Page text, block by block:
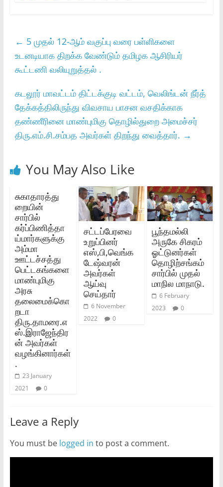
← 5 முதல் 12-ஆம் வகுப்பு வரை பள்ளிகளை
உடனடியாக திறக்க வேண்டும் தமிழக ஆசிரியர்
கூட்டணி வலியுறுத்தல் .
கடலூர்‌ மாவட்டம்‌ திட்டக்குடி வட்டம்‌, வெலிங்டன்‌ நீர்த்‌
தேக்கத்திலிருந்து விவசாய பாசன வசதிக்காக
தண்ணீரினை மாண்புமிகு தொழில்துறை அமைச்சர்‌
திரு.எம்‌.சி.சம்பத அவர்கள்‌ திறந்து வைத்தார்‌. →
You May Also Like
சுகாதாரத்து
றையின்‌
சார்பில்‌
கர்ப்பிணித்தா
ய்மார்களுக்கு
அம்மா
ஊட்டச்சத்து
பெட்டகங்களை
மாண்புமிகு
அரசு
தலைமைக்கொ
றடா
திரு.தாமரை.எ
ஸ்‌.இராஜேந்திர
ன்‌ அவர்கள்‌
வழங்கினார்கள்‌
.
23 January
2021
0
சட்டப்பேரவை
உறுப்பினர்
எஸ்,பி,வெங்க
டேஷ்வரன்
அவர்கள்
ஆய்வு
செய்தார்
6 November
2022
0
பூந்தமல்லி
அருகே சிகரம்
ஓட்டுனர்கள்
தொழிற்சங்கம்
சார்பில் முதல்
மாநில மாநாடு.
6 February
2023
0
Leave a Reply
You must be logged in to post a comment.